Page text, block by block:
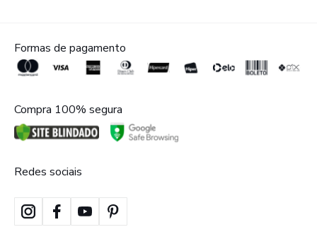
Formas de pagamento
Compra 100% segura
Redes sociais